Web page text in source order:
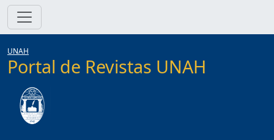
UNAH
Portal de Revistas UNAH